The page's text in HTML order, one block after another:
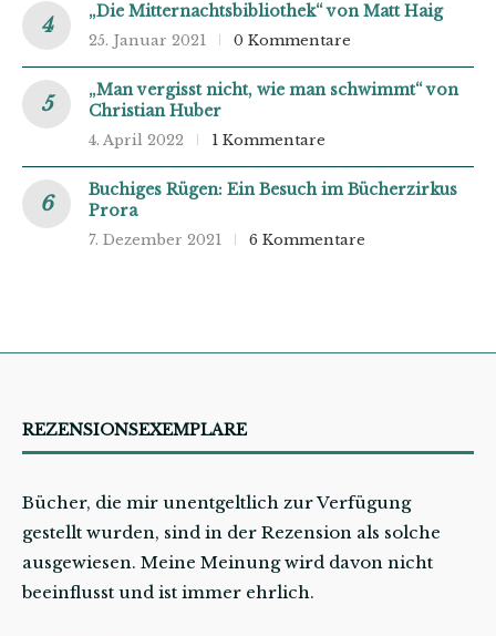
„Die Mitternachtsbibliothek“ von Matt Haig
25. Januar 2021 0 Kommentare
„Man vergisst nicht, wie man schwimmt“ von
Christian Huber
4. April 2022 1 Kommentare
Buchiges Rügen: Ein Besuch im Bücherzirkus
Prora
7. Dezember 2021 6 Kommentare
REZENSIONSEXEMPLARE
Bücher, die mir unentgeltlich zur Verfügung
gestellt wurden, sind in der Rezension als solche
ausgewiesen. Meine Meinung wird davon nicht
beeinflusst und ist immer ehrlich.